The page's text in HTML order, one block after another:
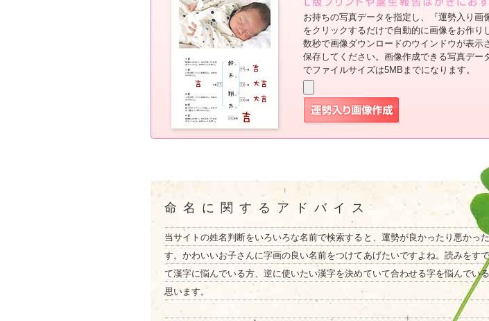
お持ちの写真データを指定し、『運勢入り画
をクリックするだけで自動的に画像をお作り
数秒で画像ダウンロードのウインドウが表示
保存してください。画像作成できる写真デー
でファイルサイズは5MBまでになります。
命名に関するアドバイス
当サイトの姓名判断をいろいろな名前で検索すると、運勢が良かったり悪かっ
す。かわいいお子さんに字画の良い名前をつけてあげたいですよね。読みをす
て漢字に悩んでいる方、逆に使いたい漢字を決めていて合わせる字を悩んでい
思います。